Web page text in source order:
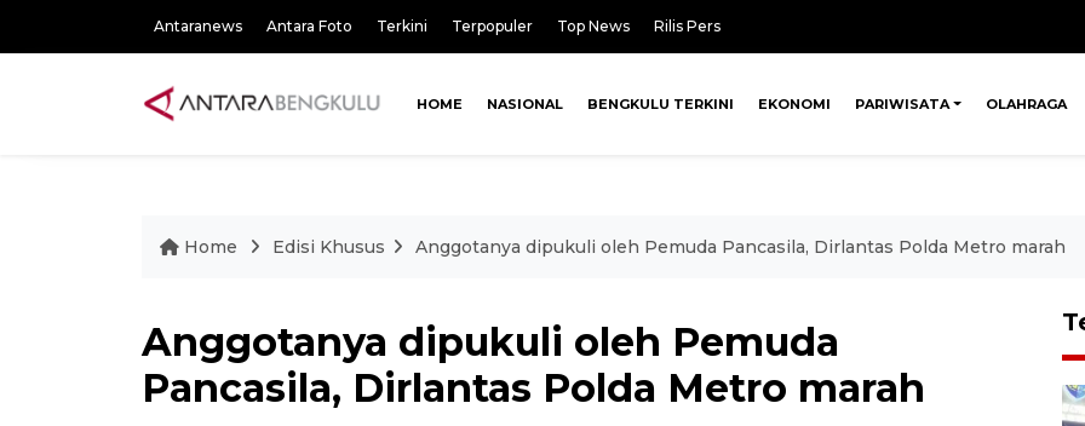
Antaranews Antara Foto Terkini Terpopuler Top News Rilis Pers
HOME NASIONAL BENGKULU TERKINI EKONOMI PARIWISATA OLAHRAGA
Home Edisi Khusus Anggotanya dipukuli oleh Pemuda Pancasila, Dirlantas Polda Metro marah
Anggotanya dipukuli oleh Pemuda
Pancasila, Dirlantas Polda Metro marah